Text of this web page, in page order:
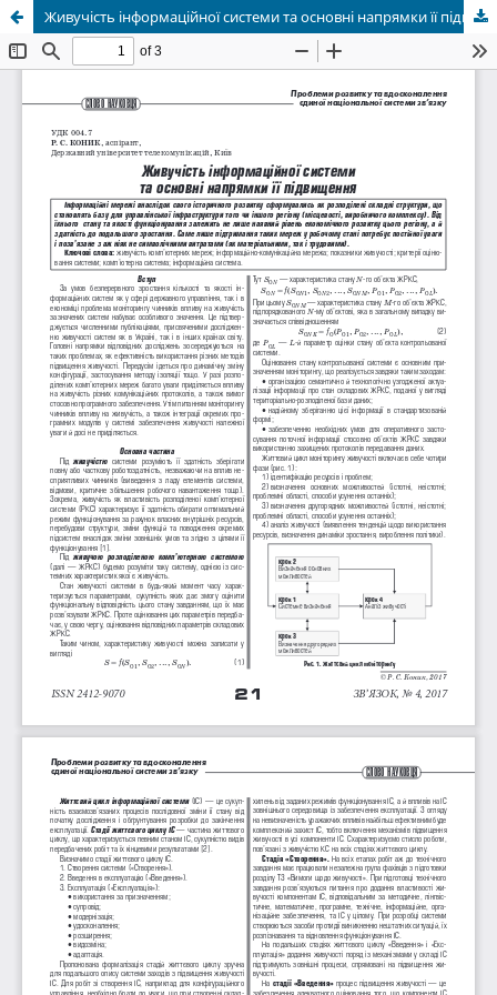
Живучість інформаційної системи та основні напрямки її підвищення